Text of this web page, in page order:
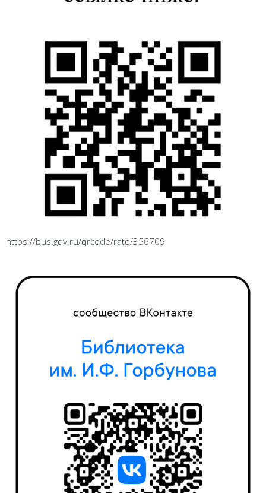
https://bus.gov.ru/qrcode/rate/356709